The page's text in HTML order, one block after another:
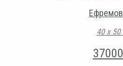
40 х 50
37000